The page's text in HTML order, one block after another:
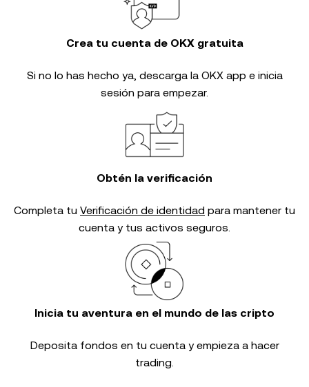
Crea tu cuenta de OKX gratuita
Si no lo has hecho ya, descarga la OKX app e inicia
sesión para empezar.
Obtén la verificación
Completa tu Verificación de identidad para mantener tu
cuenta y tus activos seguros.
Inicia tu aventura en el mundo de las cripto
Deposita fondos en tu cuenta y empieza a hacer
trading.